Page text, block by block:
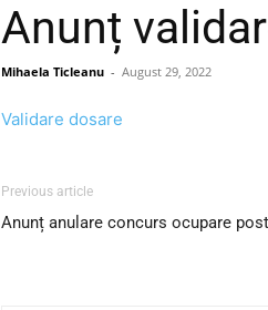
Anunț
Mihaela Ticleanu - August 29, 2022
Validare dosare
Previous article
Anunț anulare concurs ocupare